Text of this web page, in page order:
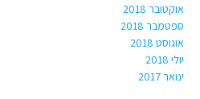
אוקטובר 2018
ספטמבר 2018
אוגוסט 2018
יולי 2018
ינואר 2017